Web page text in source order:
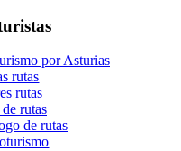
por Asturias
rutas
rutas
rutas
de rutas